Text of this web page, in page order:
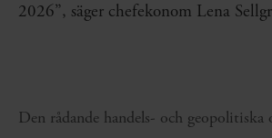
2026”, säger chefekonom Lena
Den rådande handels- och geopolitiska